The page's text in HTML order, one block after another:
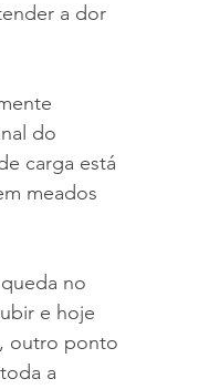
a dor
do
carga está
meados
no
e hoje
outro ponto
a